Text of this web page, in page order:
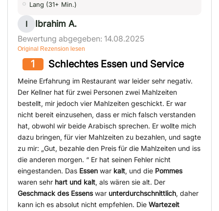
Lang (31+ Min.)
I Ibrahim A.
Bewertung abgegeben: 14.08.2025
Original Rezension lesen
1 Schlechtes Essen und Service
Meine Erfahrung im Restaurant war leider sehr negativ.
Der Kellner hat für zwei Personen zwei Mahlzeiten
bestellt, mir jedoch vier Mahlzeiten geschickt. Er war
nicht bereit einzusehen, dass er mich falsch verstanden
hat, obwohl wir beide Arabisch sprechen. Er wollte mich
dazu bringen, für vier Mahlzeiten zu bezahlen, und sagte
zu mir: „Gut, bezahle den Preis für die Mahlzeiten und iss
die anderen morgen. “ Er hat seinen Fehler nicht
eingestanden. Das Essen war kalt, und die Pommes
waren sehr hart und kalt, als wären sie alt. Der
Geschmack des Essenswar unterdurchschnittlich, daher
kann ich es absolut nicht empfehlen. Die Wartezeit